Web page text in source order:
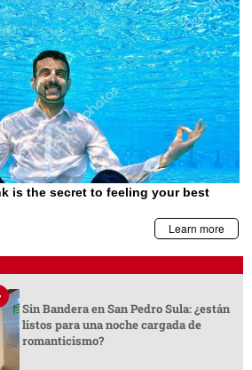
Sin Bandera en San Pedro Sula: ¿están
listos para una noche cargada de
romanticismo?